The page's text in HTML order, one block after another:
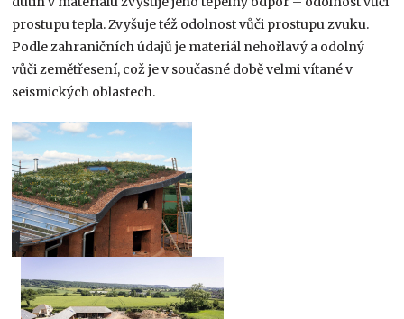
prostupu tepla. Zvyšuje též odolnost vůči prostupu zvuku.
Podle zahraničních údajů je materiál nehořlavý a odolný
vůči zemětřesení, což je v současné době velmi vítané v
seismických oblastech.